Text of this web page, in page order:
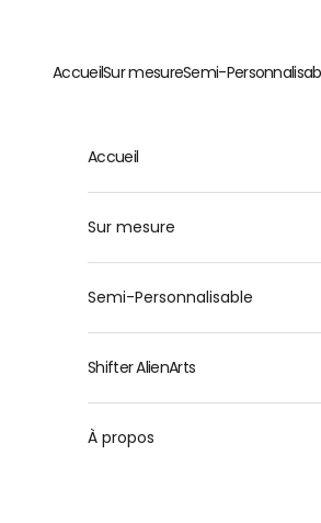
AccueilSur mesureSemi-
Accueil
Sur mesure
Semi-Personnalisable
Shifter AlienArts
À propos